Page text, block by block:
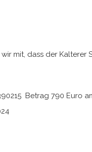
mit, dass der Kalterer
Betrag 790 Euro